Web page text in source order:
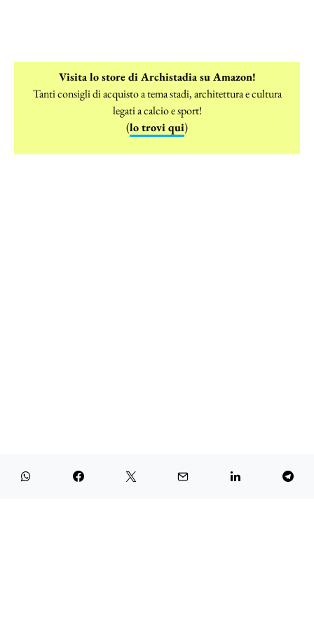
Visita lo store di Archistadia su Amazon!
Tanti consigli di acquisto a tema stadi, architettura e cultura
legati a calcio e sport!
(lo trovi qui)